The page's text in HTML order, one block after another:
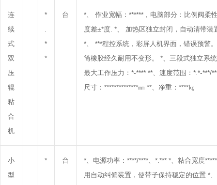
连
续
式
双
压
辊
粘
合
机
*
*
*
台
*、 作业宽幅：******，电脑部分：比例阀柔
度差±*度. *、 加热区独立封闭，自动清带
*、 ***程控系统，彩屏人机界面，错误预警
筒橡胶经久耐用不变形。 *、三段式独立系
最大工作压力：*-**** **、速度范围：*.*-***/
尺寸：**************㎜ **、净重：****㎏
小
型
*
台
*、电源功率：****/****、*.*** *、粘合宽度
用自动纠偏装置，使带子保持稳定的位置 *